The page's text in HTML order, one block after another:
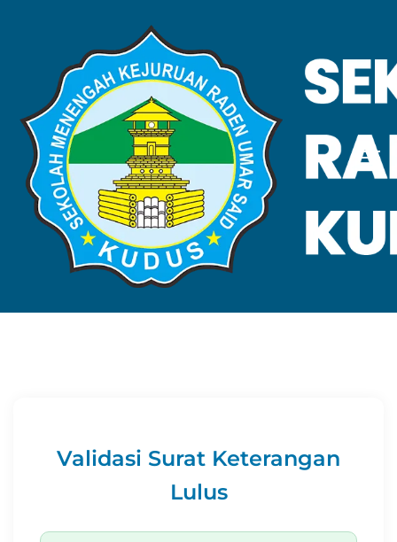
VALIDASI SKL
Validasi SKL
Validasi Surat Keterangan
Lulus